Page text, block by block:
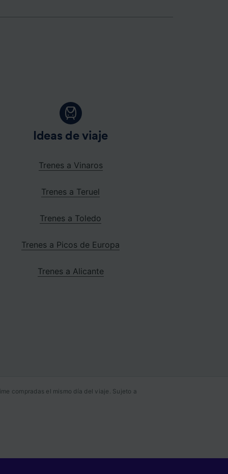
Ideas de viaje
Trenes a Vinaros
Trenes a Teruel
Trenes a Toledo
Trenes a Picos de Europa
Trenes a Alicante
compradas el mismo día del viaje. Sujeto a